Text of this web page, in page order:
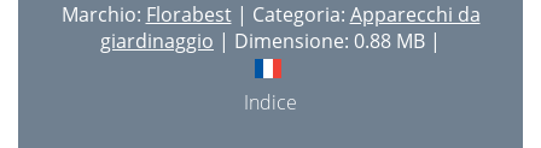
Marchio: Florabest| Categoria: Apparecchi da
giardinaggio | Dimensione: 0.88 MB |
Indice